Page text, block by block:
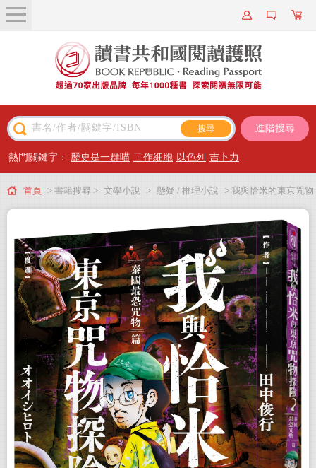
關於我們
近期新書
主題閱讀
出版專區
會員專屬
會員儲值方案
進階搜尋
熱門關鍵字： 歷史是一群喵 工作細胞 以色列 吉卜力
首頁 > 書籍搜尋 > 文學小說 > 懸疑 / 推理小說 > 我與恰米的東京咒物